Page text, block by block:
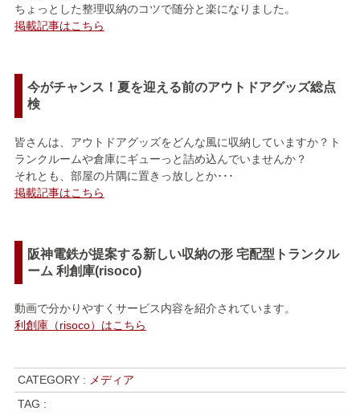
ちょっとした整理収納のコツで随分と楽になりました。
掲載記事はこちら
今がチャンス！夏を迎える前のアウトドアグッズ総点
検
皆さんは、アウトドアグッズをどんな風に収納していますか？ト
ランクルームや倉庫にギューっと詰め込んでいませんか？
それとも、部屋の片隅に置きっ放しとか･･･
掲載記事はこちら
阪神電鉄が提案する新しい収納の形 宅配型トランクル
ーム 利創庫(risoco)
動画で分かりやすくサービス内容を紹介されています。
利創庫（risoco）はこちら
CATEGORY : メディア
TAG :